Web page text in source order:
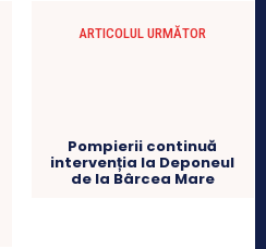
ARTICOLUL URMĂTOR
Pompierii continuă
intervenția la Deponeul
de la Bârcea Mare